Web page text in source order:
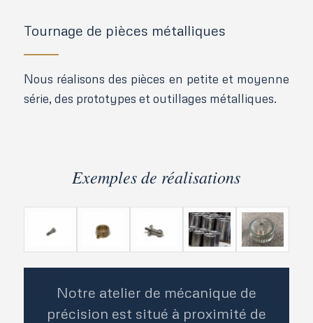
Tournage de pièces métalliques
Nous réalisons des pièces en petite et moyenne
série, des prototypes et outillages métalliques.
Exemples de réalisations
Notre atelier de mécanique de
précision est situé à proximité de